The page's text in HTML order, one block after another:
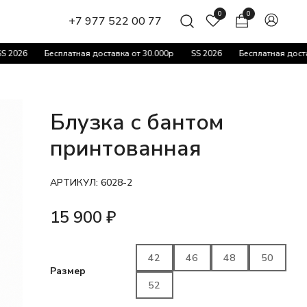
+7 977 522 00 77 0 0
Бесплатная доставка от 30.000р SS 2026 Бесплатная
Блузка с бантом
принтованная
АРТИКУЛ: 6028-2
15 900 ₽
Размер
42 46 48
50
52